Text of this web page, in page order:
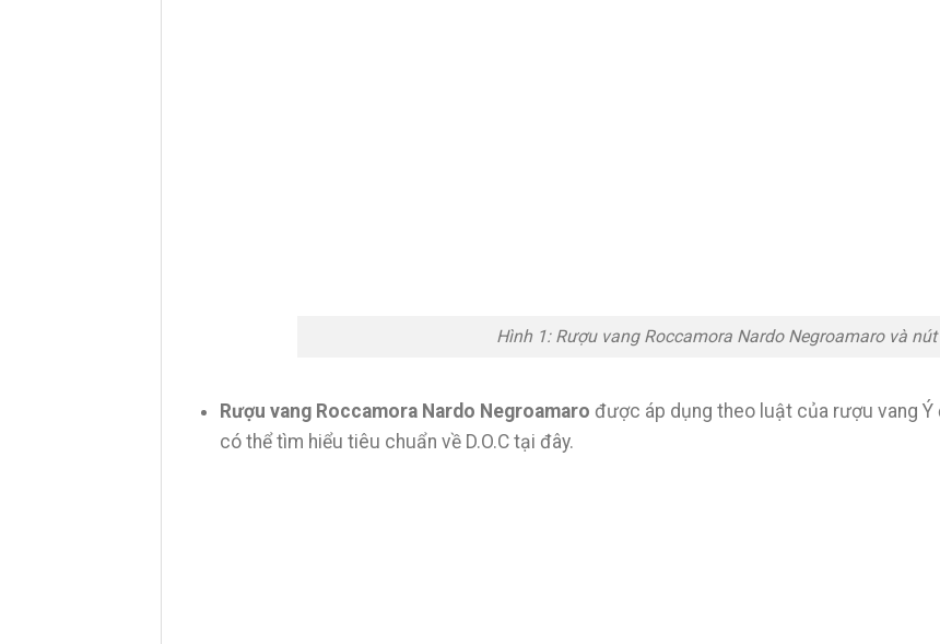
Hình 1: Rượu vang Roccamora Nardo Negroamaro và
Rượu vang Roccamora Nardo Negroamaro được áp dụng theo luật của rượu vang Ý
có thể tìm hiểu tiêu chuẩn về D.O.C tại đây.